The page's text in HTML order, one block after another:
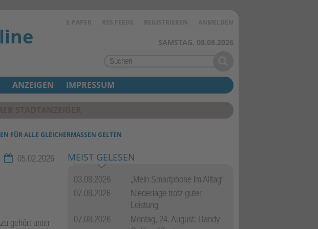
E-PAPER RSS FEEDS REGISTRIEREN ANMELDEN
SAMSTAG, 08.08.2026
FÜR ALLE GLEICHERMASSEN GELTEN
Rubrik:05.02.2026
gehört unter
MEIST GELESEN
03.08.2026
„Mein Smartphone im Alltag“
07.08.2026
Niederlage trotz guter
Leistung
07.08.2026
Montag, 24. August: Handy
ANZEIGEN IMPRESSUM